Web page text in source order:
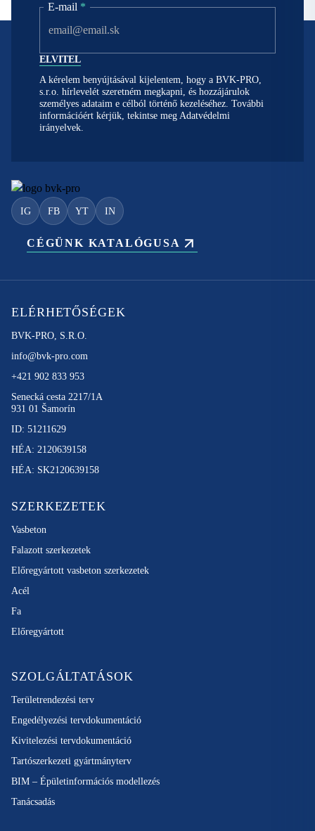
E-mail *
A kérelem benyújtásával kijelentem, hogy a BVK-PRO,
s.r.o. hírlevelét szeretném megkapni, és hozzájárulok
személyes adataim e célból történő kezeléséhez. További
információért kérjük, tekintse meg Adatvédelmi
irányelvek.
IG FB YT IN
CÉGÜNK KATALÓGUSA
ELÉRHETŐSÉGEK
BVK-PRO, S.R.O.
info@bvk-pro.com
+421 902 833 953
Senecká cesta 2217/1A
931 01 Šamorín
ID: 51211629
HÉA: 2120639158
HÉA: SK2120639158
SZERKEZETEK
Vasbeton
Falazott szerkezetek
Előregyártott vasbeton szerkezetek
Acél
Fa
Előregyártott
SZOLGÁLTATÁSOK
Területrendezési terv
Engedélyezési tervdokumentáció
Kivitelezési tervdokumentáció
Tartószerkezeti gyártmányterv
BIM – Épületinformációs modellezés
Tanácsadás